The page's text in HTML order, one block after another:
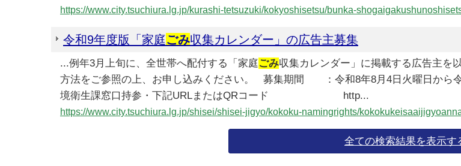
https://www.city.tsuchiura.lg.jp/kurashi-tetsuzuki/kokyoshisetsu/bunka-
令和9年度版「家庭ごみ収集カレンダー」の広告主募集
...例年3月上旬に、全世帯へ配付する「家庭ごみ収集カレンダー」に掲載する広告主を
方法をご参照の上、お申し込みください。 募集期間 ：令和8年8月4日火曜日か
境衛生課窓口持参・下記URLまたはQRコード http...
https://www.city.tsuchiura.lg.jp/shisei/shisei-jigyo/kokoku-namingrights/